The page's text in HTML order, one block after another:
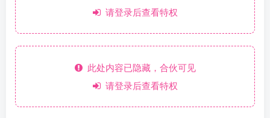
请登录后查看特权
此处内容已隐藏，合伙可见
请登录后查看特权